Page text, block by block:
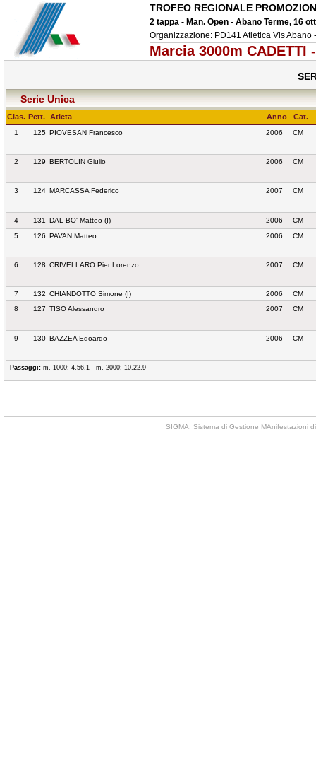
TROFEO REGIONALE
2 tappa - Man. Open - Abano Terme, 16
Organizzazione: PD141 Atletica Vis Abano
Marcia 3000m CADETTI
Serie Unica
Clas. Pett. Atleta Anno Cat.
1 125 PIOVESAN Francesco 2006 CM
2 129 BERTOLIN Giulio 2006 CM
3 124 MARCASSA Federico 2007 CM
4 131 DAL BO' Matteo (I) 2006
CM
5
126 PAVAN Matteo 2006 CM
6 128 CRIVELLARO Pier Lorenzo 2007 CM
7 132 CHIANDOTTO Simone (I) 2006
CM
8
127 TISO Alessandro 2007 CM
9 130 BAZZEA Edoardo 2006 CM
Passaggi: m. 1000: 4.56.1 - m. 2000: 10.22.9
SIGMA: Sistema di Gestione MAnifestazioni